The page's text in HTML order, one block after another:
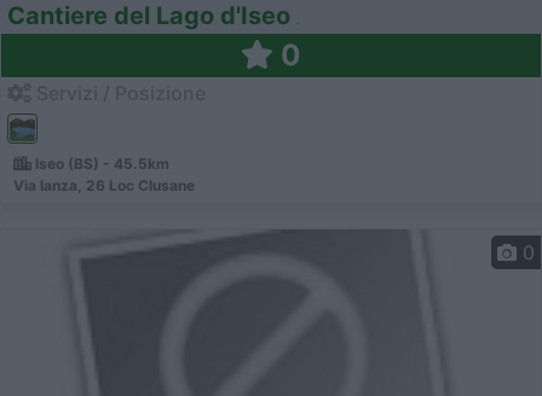
Cantiere del Lago d'Iseo
0
Iseo (BS) - 45.5km
Via lanza, 26 Loc Clusane
0